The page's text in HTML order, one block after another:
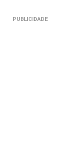
PUBLICIDADE